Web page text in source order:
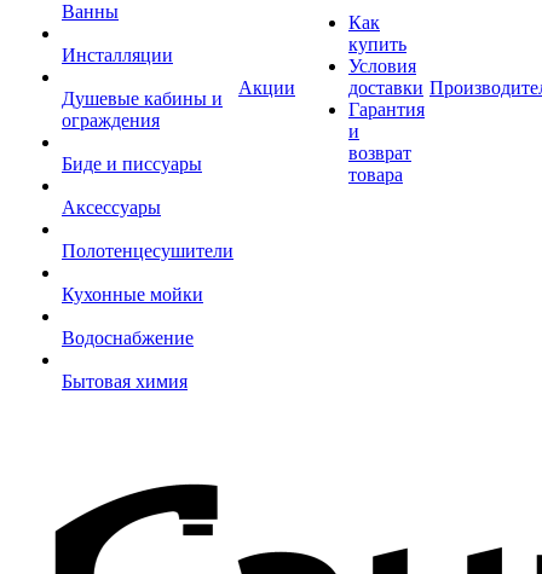
Ванны
Инсталляции
Душевые кабины и
ограждения
Биде и писсуары
Аксессуары
Полотенцесушители
Кухонные мойки
Водоснабжение
Бытовая химия
Акции
Как
купить
Условия
доставки
Гарантия
и
возврат
товара